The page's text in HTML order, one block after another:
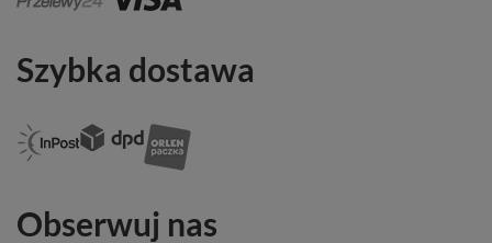
Szybka dostawa
Obserwuj nas